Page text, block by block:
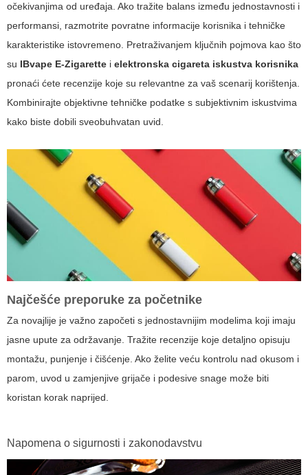
očekivanjima od uređaja. Ako tražite balans između jednostavnosti i
performansi, razmotrite povratne informacije korisnika i tehničke
karakteristike istovremeno. Pretraživanjem ključnih pojmova kao što
su IBvape E-Zigarette i elektronska cigareta iskustva korisnika
pronaći ćete recenzije koje su relevantne za vaš scenarij korištenja.
Kombinirajte objektivne tehničke podatke s subjektivnim iskustvima
kako biste dobili sveobuhvatan uvid.
Najčešće preporuke za početnike
Za novajlije je važno započeti s jednostavnijim modelima koji imaju
jasne upute za održavanje. Tražite recenzije koje detaljno opisuju
montažu, punjenje i čišćenje. Ako želite veću kontrolu nad okusom i
parom, uvod u zamjenjive grijače i podesive snage može biti
koristan korak naprijed.
Napomena o sigurnosti i zakonodavstvu